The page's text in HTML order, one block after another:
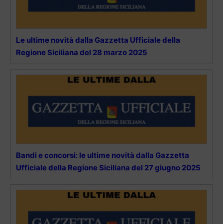
Le ultime novità dalla Gazzetta Ufficiale della
Regione Siciliana del 28 marzo 2025
Bandi e concorsi: le ultime novità dalla Gazzetta
Ufficiale della Regione Siciliana del 27 giugno 2025